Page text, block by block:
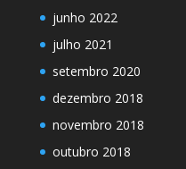
junho 2022
julho 2021
setembro 2020
dezembro 2018
novembro 2018
outubro 2018